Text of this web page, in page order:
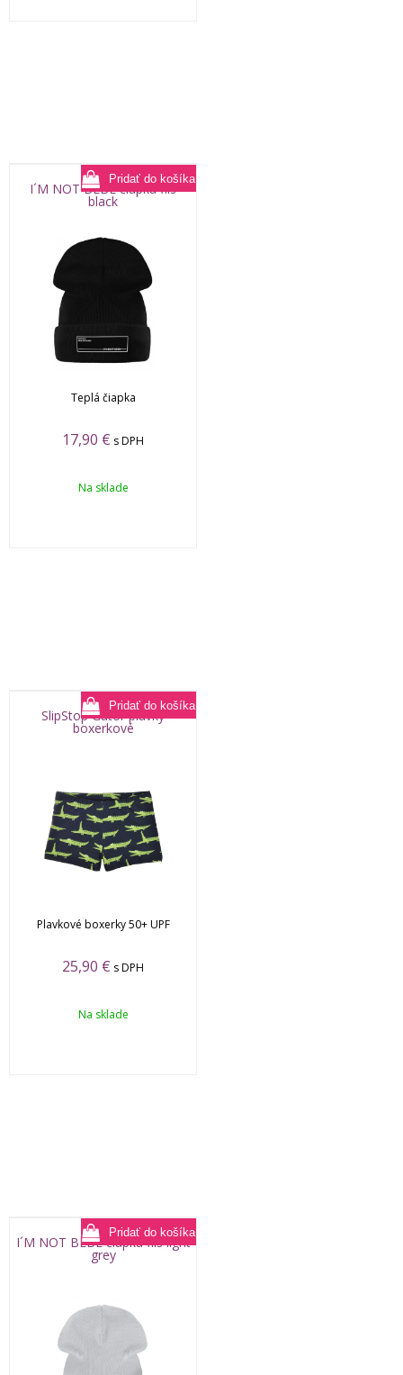
I´M NOT BEBE čiapka flis
black
Teplá čiapka
17,90 € s DPH
Na sklade
SlipStop Gator plavky
boxerkové
Plavkové boxerky 50+ UPF
25,90 € s DPH
Na sklade
I´M NOT BEBE čiapka flis light
grey